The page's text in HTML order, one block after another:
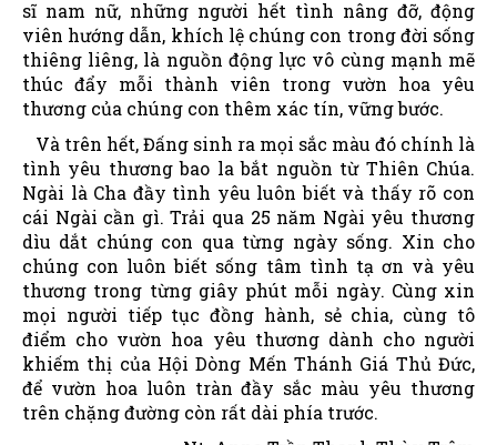
sĩ nam nữ, những người hết tình nâng đỡ, động
viên hướng dẫn, khích lệ chúng con trong đời sống
thiêng liêng, là nguồn động lực vô cùng mạnh mẽ
thúc đẩy mỗi thành viên trong vườn hoa yêu
thương của chúng con thêm xác tín, vững bước.
Và trên hết, Đấng sinh ra mọi sắc màu đó chính là
tình yêu thương bao la bắt nguồn từ Thiên Chúa.
Ngài là Cha đầy tình yêu luôn biết và thấy rõ con
cái Ngài cần gì. Trải qua 25 năm Ngài yêu thương
dìu dắt chúng con qua từng ngày sống. Xin cho
chúng con luôn biết sống tâm tình tạ ơn và yêu
thương trong từng giây phút mỗi ngày. Cùng xin
mọi người tiếp tục đồng hành, sẻ chia, cùng tô
điểm cho vườn hoa yêu thương dành cho người
khiếm thị của Hội Dòng Mến Thánh Giá Thủ Đức,
để vườn hoa luôn tràn đầy sắc màu yêu thương
trên chặng đường còn rất dài phía trước.